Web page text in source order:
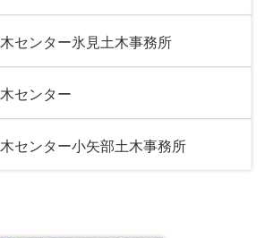
センター氷見土木事務所
センター
センター小矢部土木事務所